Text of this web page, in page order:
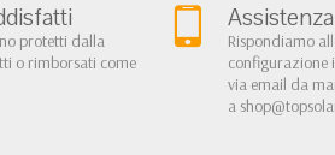
protetti dalla
o rimborsati come
Rispondiamo
configurazione
via email da
a